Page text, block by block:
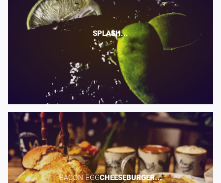
SPLASH...
BACON EGG​CHEESEBURGER...